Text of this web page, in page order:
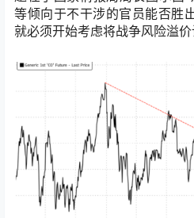
等倾向于不干涉的官员能否胜
就必须开始考虑将战争风险溢价